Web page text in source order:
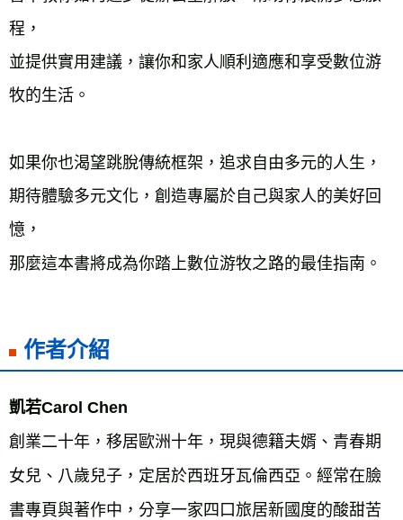
程，
並提供實用建議，讓你和家人順利適應和享受數位游
牧的生活。
如果你也渴望跳脫傳統框架，追求自由多元的人生，
期待體驗多元文化，創造專屬於自己與家人的美好回
憶，
作者介紹
創業二十年，移居歐洲十年，現與德籍夫婿、青春期
女兒、八歲兒子，定居於西班牙瓦倫西亞。經常在臉
書專頁與著作中，分享一家四口旅居新國度的酸甜苦